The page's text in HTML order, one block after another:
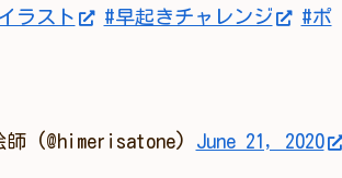
ラスト #早起きチャレンジ
#ポ
師 (@himerisatone) June 21, 2020